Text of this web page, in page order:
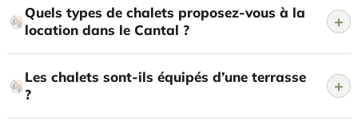
Quels types de chalets proposez-vous à la
location dans le Cantal ?
Les chalets sont-ils équipés d’une terrasse
?